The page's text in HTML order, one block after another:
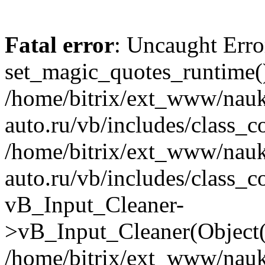
Fatal error: Uncaught
/home/bitrix/ext_www/
auto.ru/vb/includes/
/home/bitrix/ext_www/
auto.ru/vb/includes/
vB_Input_Cleaner-
/home/bitrix/ext_www/